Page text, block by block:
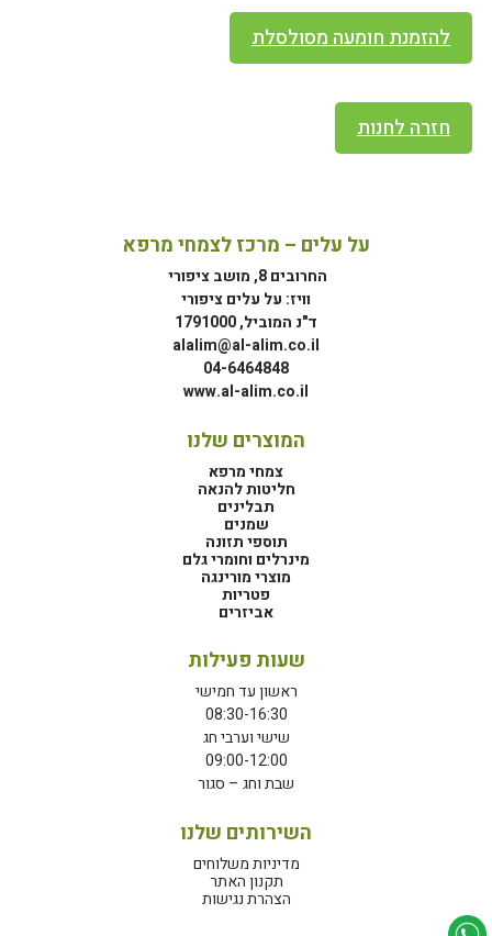
להזמנת חומעה מסולסלת
חזרה לחנות
על עלים – מרכז לצמחי מרפא
החרובים 8, מושב ציפורי
וויז: על עלים ציפורי
ד"נ המוביל, 1791000
alalim@al-alim.co.il
04-6464848
www.al-alim.co.il
המוצרים שלנו
צמחי מרפא
חליטות להנאה
תבלינים
שמנים
תוספי תזונה
מינרלים וחומרי גלם
מוצרי מורינגה
פטריות
אביזרים
שעות פעילות
ראשון עד חמישי
08:30-16:30
שישי וערבי חג
09:00-12:00
שבת וחג – סגור
השירותים שלנו
מדיניות משלוחים
תקנון האתר
הצהרת נגישות